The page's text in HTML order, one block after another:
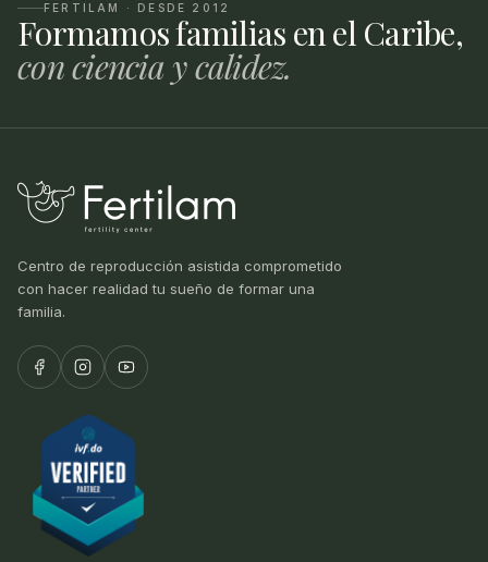
FERTILAM · DESDE 2012
Formamos familias en el Caribe,
con ciencia y calidez.
Centro de reproducción asistida comprometido
con hacer realidad tu sueño de formar una
familia.